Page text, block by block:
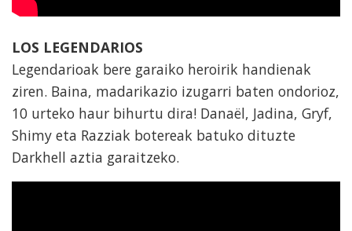
LOS LEGENDARIOS
Legendarioak bere garaiko heroirik handienak
ziren. Baina, madarikazio izugarri baten ondorioz,
10 urteko haur bihurtu dira! Danaël, Jadina, Gryf,
Shimy eta Razziak botereak batuko dituzte
Darkhell aztia garaitzeko.